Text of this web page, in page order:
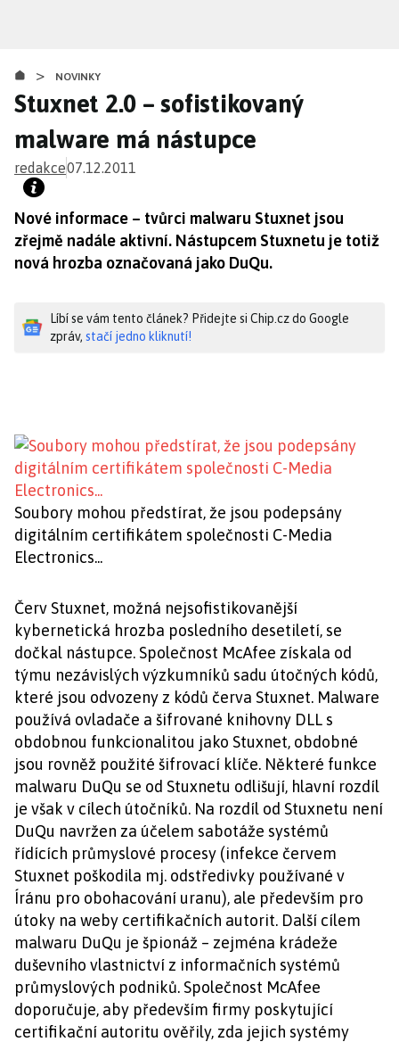
obsahu
> NOVINKY
Stuxnet 2.0 – sofistikovaný
malware má nástupce
redakce07.12.2011
Nové informace – tvůrci malwaru Stuxnet jsou
zřejmě nadále aktivní. Nástupcem Stuxnetu je totiž
nová hrozba označovaná jako DuQu.
Líbí se vám tento článek? Přidejte si Chip.cz do Google
zpráv, stačí jedno kliknutí!
Soubory mohou předstírat, že jsou podepsány
digitálním certifikátem společnosti C-Media
Electronics...
Červ Stuxnet, možná nejsofistikovanější
kybernetická hrozba posledního desetiletí, se
dočkal nástupce. Společnost McAfee získala od
týmu nezávislých výzkumníků sadu útočných kódů,
které jsou odvozeny z kódů červa Stuxnet. Malware
používá ovladače a šifrované knihovny DLL s
obdobnou funkcionalitou jako Stuxnet, obdobné
jsou rovněž použité šifrovací klíče. Některé funkce
malwaru DuQu se od Stuxnetu odlišují, hlavní rozdíl
je však v cílech útočníků. Na rozdíl od Stuxnetu není
DuQu navržen za účelem sabotáže systémů
řídících průmyslové procesy (infekce červem
Stuxnet poškodila mj. odstředivky používané v
Íránu pro obohacování uranu), ale především pro
útoky na weby certifikačních autorit. Další cílem
malwaru DuQu je špionáž – zejména krádeže
duševního vlastnictví z informačních systémů
průmyslových podniků. Společnost McAfee
doporučuje, aby především firmy poskytující
certifikační autoritu ověřily, zda jejich systémy